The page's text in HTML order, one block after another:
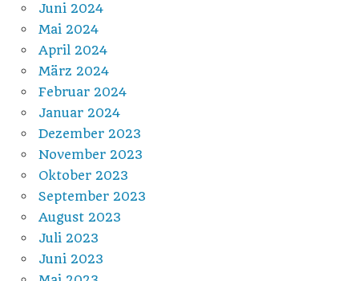
Juni 2024
Mai 2024
April 2024
März 2024
Februar 2024
Januar 2024
Dezember 2023
November 2023
Oktober 2023
September 2023
August 2023
Juli 2023
Juni 2023